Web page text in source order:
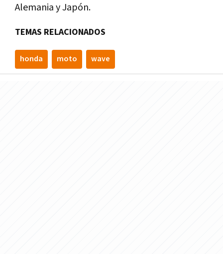
Alemania y Japón.
TEMAS RELACIONADOS
honda moto wave